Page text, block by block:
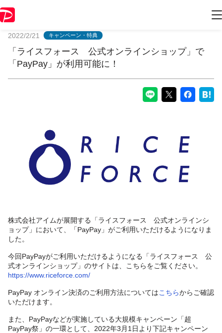
2022/2/21 キャンペーン・特典
「ライスフォース 公式オンラインショップ」で
「PayPay」が利用可能に！
株式会社アイムが展開する「ライスフォース 公式オンラインシ
ョップ」において、「PayPay」がご利用いただけるようになりま
した。
今回PayPayがご利用いただけるようになる「ライスフォース 公
式オンラインショップ」のサイトは、こちらをご覧ください。
https://www.riceforce.com/
PayPay オンライン決済のご利用方法についてはこちらからご確認
いただけます。
また、PayPayなどが実施している大規模キャンペーン「超
PayPay祭」の一環として、2022年3月1日より下記キャンペーン